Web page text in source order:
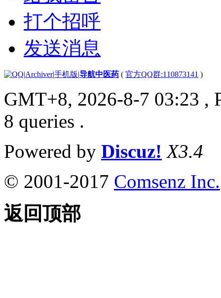
打个招呼
发送消息
|Archiver|手机版|导航中医药 ( 官方QQ群:110873141 )
GMT+8, 2026-8-7 03:23 ,
8 queries .
Powered by Discuz! X3.4
© 2001-2017 Comsenz Inc.
返回顶部